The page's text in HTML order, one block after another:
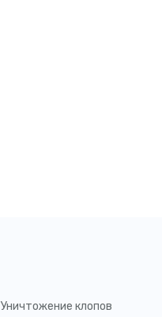
Уничтожение клопов